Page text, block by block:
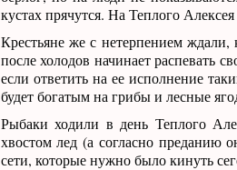
кустах прячутся. На Теплого
Крестьяне же с нетерпением ждали,
после холодов начинает распевать
если ответить на ее исполнение
будет богатым на грибы и лесные
Рыбаки ходили в день Теплого
хвостом лед (а согласно преданию
сети, которые нужно было кинуть